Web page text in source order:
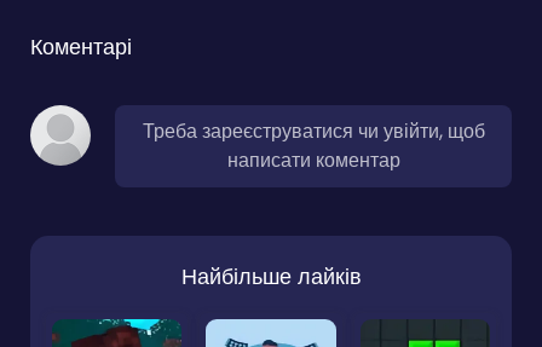
Коментарі
Треба зареєструватися чи увійти, щоб
написати коментар
Найбільше лайків